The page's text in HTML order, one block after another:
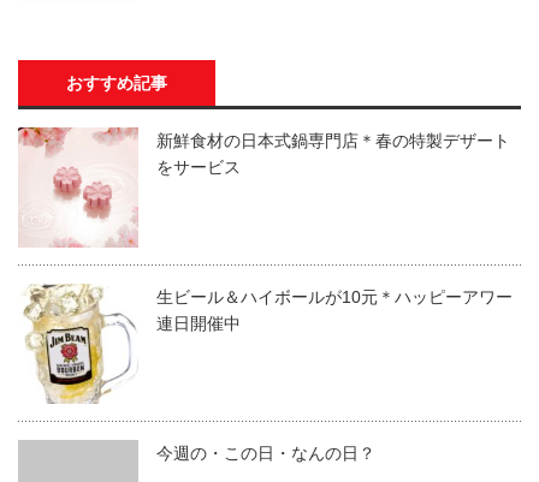
おすすめ記事
新鮮食材の日本式鍋専門店＊春の特製デザート
をサービス
生ビール＆ハイボールが10元＊ハッピーアワー
連日開催中
今週の・この日・なんの日？